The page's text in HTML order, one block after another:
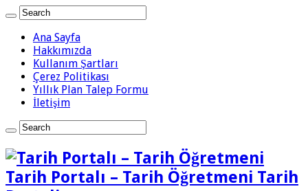
Ana Sayfa
Hakkımızda
Kullanım Şartları
Çerez Politikası
Yıllık Plan Talep Formu
İletişim
Tarih Portalı – Tarih Öğretmeni Tarih